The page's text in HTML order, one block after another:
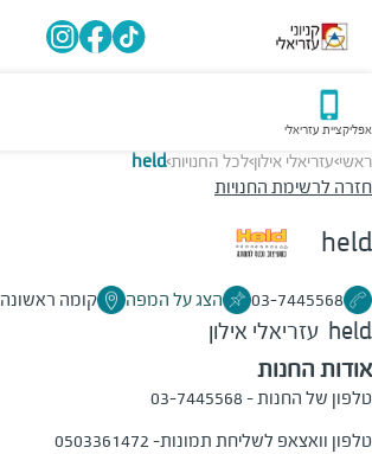
אפליקציית עזריאלי
ראשי>עזריאלי אילון>לכל החנויות>
held
חזרה לרשימת החנויות
held
03-7445568 הצג על המפה קומה ראשונה
held עזריאלי אילון
אודות החנות
טלפון של החנות - 03-7445568
טלפון וואצאפ לשליחת תמונות- 0503361472